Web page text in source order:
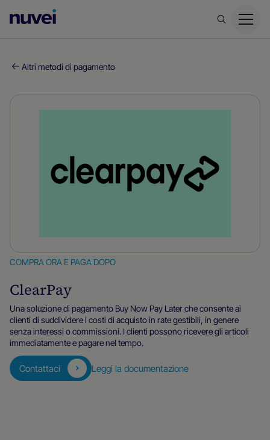
di
Altri metodi di pagamento
COMPRA ORA E PAGA DOPO
ClearPay
Una soluzione di pagamento Buy Now Pay Later che consente ai
clienti di suddividere i costi di acquisto in rate gestibili, in genere
senza interessi o commissioni. I clienti possono ricevere gli articoli
immediatamente e pagare nel tempo.
Contattaci Leggi la documentazione